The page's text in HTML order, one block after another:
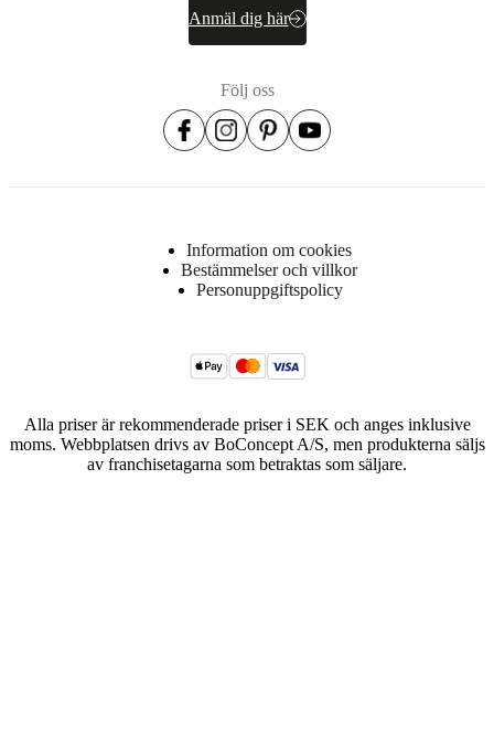
Anmäl dig här
Följ oss
Information om cookies
Bestämmelser och villkor
Personuppgiftspolicy
Alla priser är rekommenderade priser i SEK och anges inklusive
moms. Webbplatsen drivs av BoConcept A/S, men produkterna säljs
av franchisetagarna som betraktas som säljare.